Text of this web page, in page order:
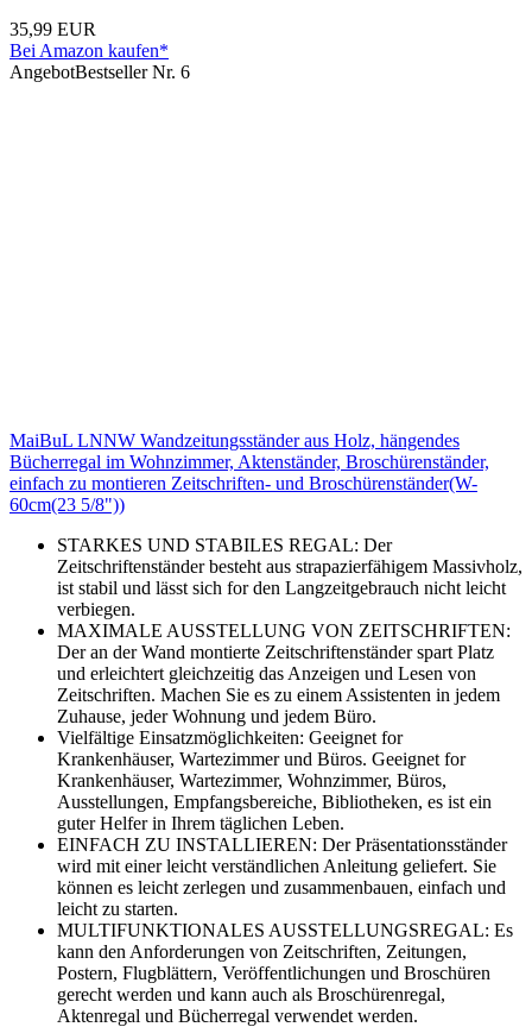
35,99 EUR
Bei Amazon kaufen*
AngebotBestseller Nr. 6
MaiBuL LNNW Wandzeitungsständer aus Holz, hängendes
Bücherregal im Wohnzimmer, Aktenständer, Broschürenständer,
einfach zu montieren Zeitschriften- und Broschürenständer(W-
60cm(23 5/8"))
STARKES UND STABILES REGAL: Der
Zeitschriftenständer besteht aus strapazierfähigem Massivholz,
ist stabil und lässt sich for den Langzeitgebrauch nicht leicht
verbiegen.
MAXIMALE AUSSTELLUNG VON ZEITSCHRIFTEN:
Der an der Wand montierte Zeitschriftenständer spart Platz
und erleichtert gleichzeitig das Anzeigen und Lesen von
Zeitschriften. Machen Sie es zu einem Assistenten in jedem
Zuhause, jeder Wohnung und jedem Büro.
Vielfältige Einsatzmöglichkeiten: Geeignet for
Krankenhäuser, Wartezimmer und Büros. Geeignet for
Krankenhäuser, Wartezimmer, Wohnzimmer, Büros,
Ausstellungen, Empfangsbereiche, Bibliotheken, es ist ein
guter Helfer in Ihrem täglichen Leben.
EINFACH ZU INSTALLIEREN: Der Präsentationsständer
wird mit einer leicht verständlichen Anleitung geliefert. Sie
können es leicht zerlegen und zusammenbauen, einfach und
leicht zu starten.
MULTIFUNKTIONALES AUSSTELLUNGSREGAL: Es
kann den Anforderungen von Zeitschriften, Zeitungen,
Postern, Flugblättern, Veröffentlichungen und Broschüren
gerecht werden und kann auch als Broschürenregal,
Aktenregal und Bücherregal verwendet werden.